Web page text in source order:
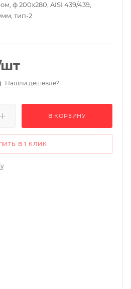
ф 200х280, AISI 439/439,
тип-2
Нашли дешевле?
В КОРЗИНУ
В 1 КЛИК